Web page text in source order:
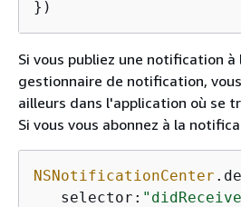
})
Si vous publiez une notification
gestionnaire de notification,
ailleurs dans l'application où se
Si vous vous abonnez à la
NSNotificationCenter
   selector: